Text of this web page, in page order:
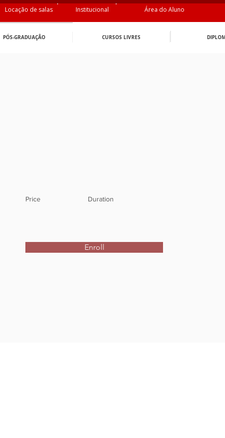
Locação de salas Institucional Área do Aluno
PÓS-GRADUAÇÂO CURSOS LIVRES
Price Duration
Enroll